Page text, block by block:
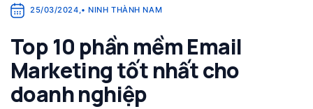
25/03/2024,• NINH THÀNH NAM
Top 10 phần mềm Email
Marketing tốt nhất cho
doanh nghiệp